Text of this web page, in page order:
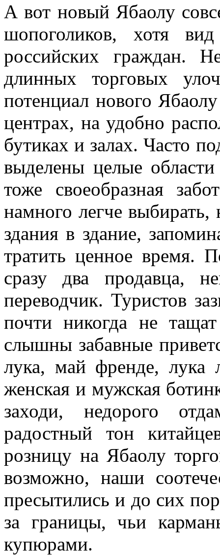
А вот новый Ябаолу
шопоголиков, хотя
российских граждан.
длинных торговых
потенциал нового
центрах, на удобно
бутиках и залах. Часто
выделены целые
тоже своеобразная
намного легче
здания в здание,
тратить ценное время.
сразу два продавца,
переводчик. Туристов
почти никогда не
слышны забавные
лука, май френде, лука
женская и мужская
заходи, недорого
радостный тон
розницу на Ябаолу
возможно, наши
пресытились и до сих
за границы, чьи
купюрами.